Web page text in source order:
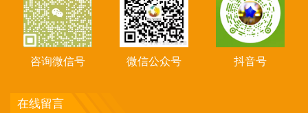
咨询微信号 微信公众号 抖音号
在线留言